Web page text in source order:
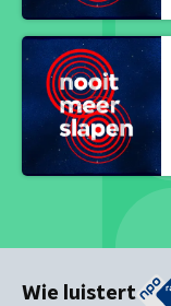
Wie luistert